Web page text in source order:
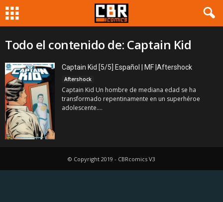
Todo el contenido de: Captain Kid
Captain Kid [5/5] Español | MF |Aftershock
Aftershock
Captain Kid Un hombre de mediana edad se ha
transformado repentinamente en un superhéroe
adolescente....
© Copyright 2019 - CBRcomics V3